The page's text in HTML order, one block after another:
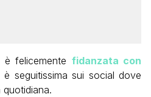
felicemente fidanzata con
è seguitissima sui social dove